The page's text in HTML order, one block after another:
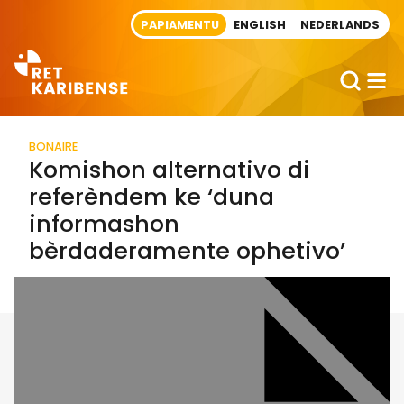
PAPIAMENTU ENGLISH NEDERLANDS
BONAIRE
Komishon alternativo di
referèndem ke ‘duna
informashon
bèrdaderamente ophetivo’